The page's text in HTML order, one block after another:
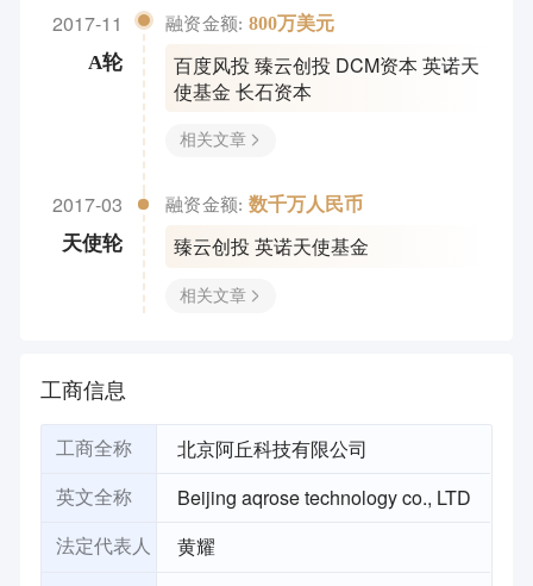
2017-11
A轮
融资金额: 800万美元
百度风投 臻云创投 DCM资本 英诺天
使基金 长石资本
相关文章
2017-03
天使轮
融资金额: 数千万人民币
臻云创投 英诺天使基金
相关文章
工商信息
工商全称 北京阿丘科技有限公司
英文全称 Beijing aqrose technology co., LTD
法定代表人 黄耀